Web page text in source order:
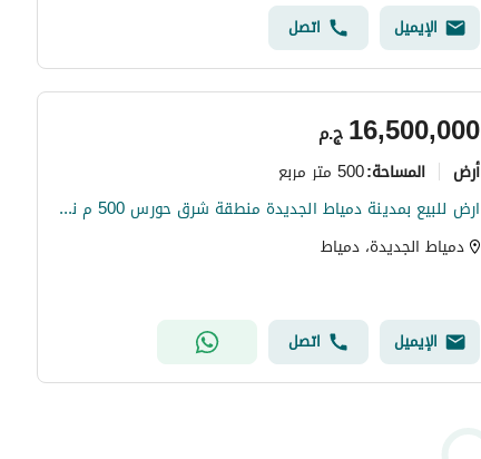
الإيميل اتصل
ج.م16,500,000
أرض المساحة:500 متر مربع
ارض للبيع بمدينة دمياط الجديدة منطقة شرق حورس 500 م ناصية بحري اول مطل علي شارع صلاح سالم
دمياط الجديدة، دمياط
الإيميل اتصل